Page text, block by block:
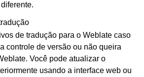
de tradução para o Weblate caso
controle de versão ou não queira
Você pode atualizar o
usando a interface web ou